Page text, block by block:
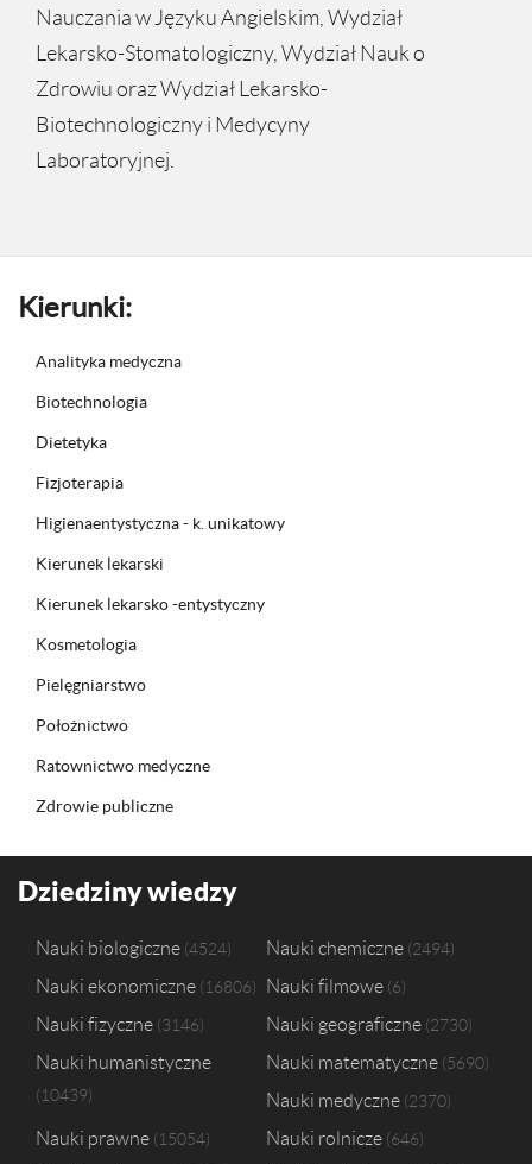
Nauczania w Języku Angielskim, Wydział
Lekarsko-Stomatologiczny, Wydział Nauk o
Zdrowiu oraz Wydział Lekarsko-
Biotechnologiczny i Medycyny
Laboratoryjnej.
Kierunki:
Analityka medyczna
Biotechnologia
Dietetyka
Fizjoterapia
Higienaentystyczna - k. unikatowy
Kierunek lekarski
Kierunek lekarsko -entystyczny
Kosmetologia
Pielęgniarstwo
Położnictwo
Ratownictwo medyczne
Zdrowie publiczne
Dziedziny wiedzy
Nauki biologiczne 4524 Nauki chemiczne 2494
Nauki ekonomiczne 16806 Nauki filmowe 6
Nauki fizyczne 3146 Nauki geograficzne 2730
Nauki humanistyczne
10439
Nauki matematyczne 5690
Nauki medyczne 2370
Nauki prawne 15054 Nauki rolnicze 646